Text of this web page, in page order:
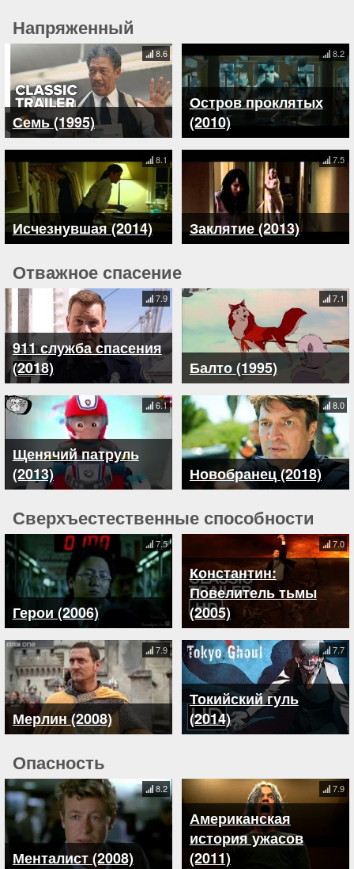
Напряженный
Семь (1995)
8.6
Остров проклятых
(2010)
8.2
Исчезнувшая (2014)
8.1
Заклятие (2013)
7.5
Отважное спасение
911 служба спасения
(2018)
7.9
Балто (1995)
7.1
Щенячий патруль
(2013)
6.1
Новобранец (2018)
8.0
Сверхъестественные способности
Герои (2006)
7.5
Константин:
Повелитель тьмы
(2005)
7.0
Мерлин (2008)
7.9
Токийский гуль
(2014)
7.7
Опасность
Менталист (2008)
8.2
Американская
история ужасов
(2011)
7.9